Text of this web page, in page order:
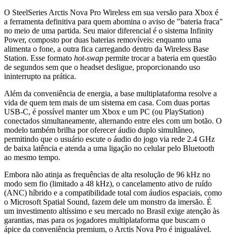
O SteelSeries Arctis Nova Pro Wireless em sua versão para Xbox é
a ferramenta definitiva para quem abomina o aviso de "bateria fraca"
no meio de uma partida. Seu maior diferencial é o sistema Infinity
Power, composto por duas baterias removíveis: enquanto uma
alimenta o fone, a outra fica carregando dentro da Wireless Base
Station. Esse formato hot-swap permite trocar a bateria em questão
de segundos sem que o headset desligue, proporcionando uso
ininterrupto na prática.
Além da conveniência de energia, a base multiplataforma resolve a
vida de quem tem mais de um sistema em casa. Com duas portas
USB-C, é possível manter um Xbox e um PC (ou PlayStation)
conectados simultaneamente, alternando entre eles com um botão. O
modelo também brilha por oferecer áudio duplo simultâneo,
permitindo que o usuário escute o áudio do jogo via rede 2.4 GHz
de baixa latência e atenda a uma ligação no celular pelo Bluetooth
ao mesmo tempo.
Embora não atinja as frequências de alta resolução de 96 kHz no
modo sem fio (limitado a 48 kHz), o cancelamento ativo de ruído
(ANC) híbrido e a compatibilidade total com áudios espaciais, como
o Microsoft Spatial Sound, fazem dele um monstro da imersão. É
um investimento altíssimo e seu mercado no Brasil exige atenção às
garantias, mas para os jogadores multiplataforma que buscam o
ápice da conveniência premium, o Arctis Nova Pro é inigualável.